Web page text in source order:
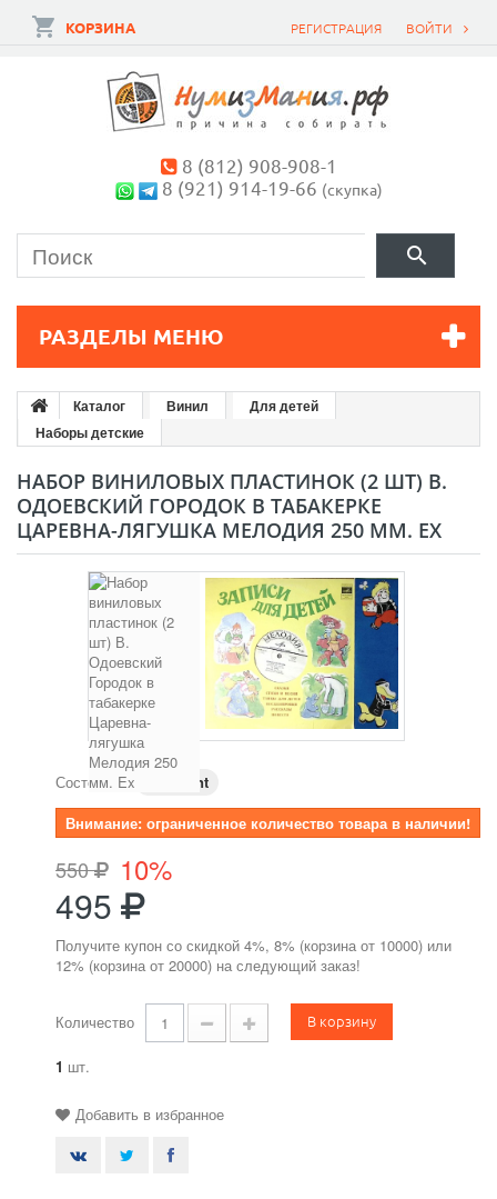
ВОЙТИ
РЕГИСТРАЦИЯ
КОРЗИНА
8 (812) 908-908-1
8 (921) 914-19-66 (скупка)
РАЗДЕЛЫ МЕНЮ
Каталог Винил
Для детей
Наборы детские
НАБОР ВИНИЛОВЫХ ПЛАСТИНОК (2 ШТ) В.
ОДОЕВСКИЙ ГОРОДОК В ТАБАКЕРКЕ
ЦАРЕВНА-ЛЯГУШКА МЕЛОДИЯ 250 ММ. EX
Состояние:
Excellent
Внимание: ограниченное количество товара в наличии!
550 10%
495
Получите купон со скидкой 4%, 8% (корзина от 10000) или
12% (корзина от 20000) на следующий заказ!
Количество В корзину
1 шт.
Добавить в избранное